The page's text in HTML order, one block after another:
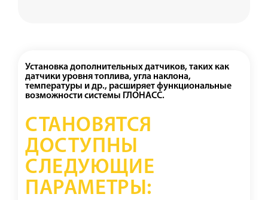
Установка дополнительных датчиков, таких как
датчики уровня топлива, угла наклона,
температуры и др., расширяет функциональные
возможности системы ГЛОНАСС.
СТАНОВЯТСЯ
ДОСТУПНЫ
СЛЕДУЮЩИЕ
ПАРАМЕТРЫ: